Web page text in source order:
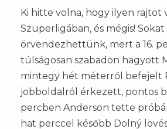
Ki hitte volna, hogy ilyen rajtot
Szuperligában, és mégis!
örvendezhettünk, mert a 16.
túlságosan szabadon hagyott
mintegy hét méterről befejelt
jobboldalról érkezett, pontos
percben Anderson tette
hat perccel később Dolný